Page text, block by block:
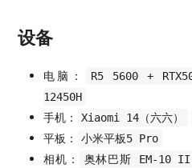
设备
电脑： R5 5600 +
12450H
手机： Xiaomi 14（六六）
平板： 小米平板5 Pro
相机： 奥林巴斯 EM-10 II